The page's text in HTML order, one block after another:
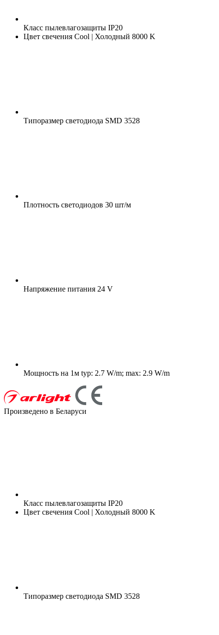
Класс пылевлагозащиты IP20
Цвет свечения Cool | Холодный 8000 K
Типоразмер светодиода SMD 3528
Плотность светодиодов 30 шт/м
Напряжение питания 24 V
Мощность на 1м typ: 2.7 W/m; max: 2.9 W/m
Произведено в Беларуси
Класс пылевлагозащиты IP20
Цвет свечения Cool | Холодный 8000 K
Типоразмер светодиода SMD 3528